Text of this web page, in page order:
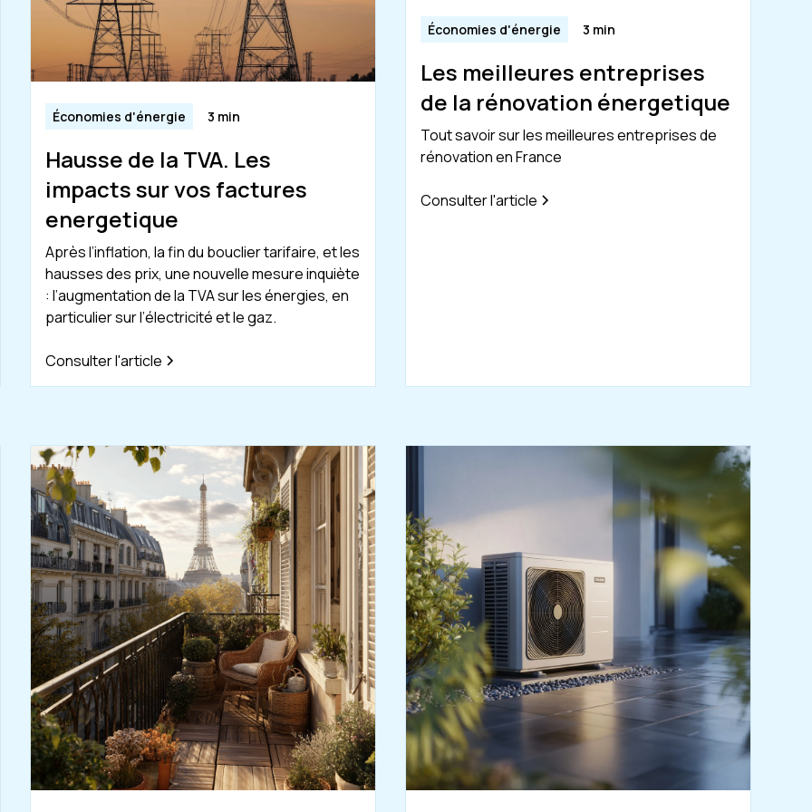
Économies d'énergie 3 min
Hausse de la TVA. Les
impacts sur vos factures
energetique
Après l’inflation, la fin du bouclier tarifaire, et les
hausses des prix, une nouvelle mesure inquiète
: l’augmentation de la TVA sur les énergies, en
particulier sur l’électricité et le gaz.
Consulter l'article
Économies d'énergie 3 min
Les meilleures entreprises
de la rénovation énergetique
Tout savoir sur les meilleures entreprises de
rénovation en France
Consulter l'article